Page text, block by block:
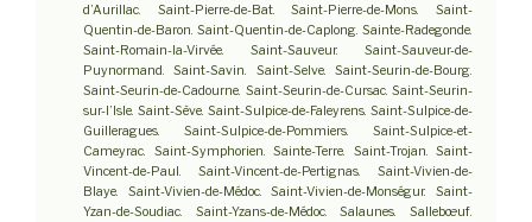
d’Aurillac. Saint-Pierre-de-Bat. Saint-Pierre-de-Mons. Saint-
Quentin-de-Baron. Saint-Quentin-de-Caplong. Sainte-Radegonde.
Saint-Romain-la-Virvée. Saint-Sauveur. Saint-Sauveur-de-
Puynormand. Saint-Savin. Saint-Selve. Saint-Seurin-de-Bourg.
Saint-Seurin-de-Cadourne. Saint-Seurin-de-Cursac. Saint-Seurin-
sur-l’Isle. Saint-Sève. Saint-Sulpice-de-Faleyrens. Saint-Sulpice-de-
Guilleragues. Saint-Sulpice-de-Pommiers. Saint-Sulpice-et-
Cameyrac. Saint-Symphorien. Sainte-Terre. Saint-Trojan. Saint-
Vincent-de-Paul. Saint-Vincent-de-Pertignas. Saint-Vivien-de-
Blaye. Saint-Vivien-de-Médoc. Saint-Vivien-de-Monségur. Saint-
Yzan-de-Soudiac. Saint-Yzans-de-Médoc. Salaunes. Sallebœuf.